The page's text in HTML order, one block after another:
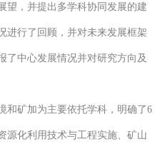
望，并提出多学科协同发展的建
进行了回顾，并对未来发展框架
了中心发展情况并对研究方向及
和矿加为主要依托学科，明确了6
源化利用技术与工程实施、矿山